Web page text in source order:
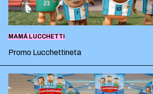
MAMÁ LUCCHETTI
Promo Lucchettineta